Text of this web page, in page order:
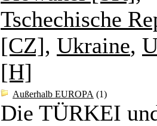
Tschechische
[CZ], Ukraine,
[H]
Außerhalb EUROPA (1)
Die TÜRKEI